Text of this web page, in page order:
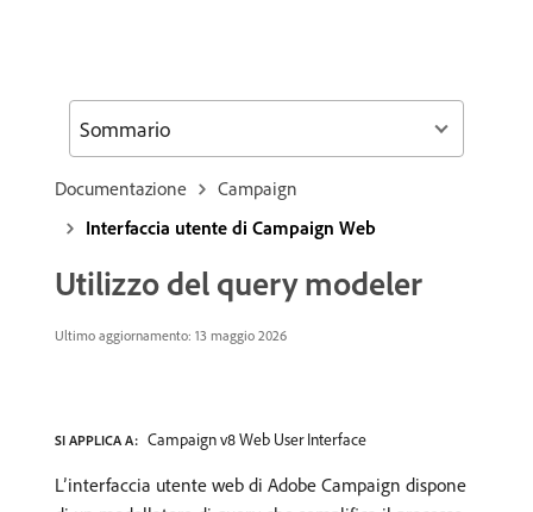
Documentazione
Campaign
Interfaccia utente di Campaign Web
Utilizzo del query modeler
Ultimo aggiornamento: 13 maggio 2026
SI APPLICA A: Campaign v8 Web User Interface
L’interfaccia utente web di Adobe Campaign dispone
Sommario